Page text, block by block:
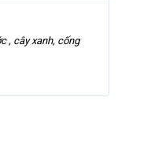
, cây xanh, cống